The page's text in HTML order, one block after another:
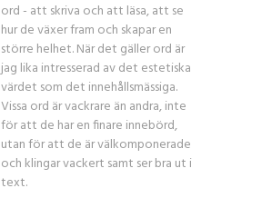
ord - att skriva och att läsa, att se
hur de växer fram och skapar en
större helhet. När det gäller ord är
jag lika intresserad av det estetiska
värdet som det innehållsmässiga.
Vissa ord är vackrare än andra, inte
för att de har en finare innebörd,
utan för att de är välkomponerade
och klingar vackert samt ser bra ut i
text.